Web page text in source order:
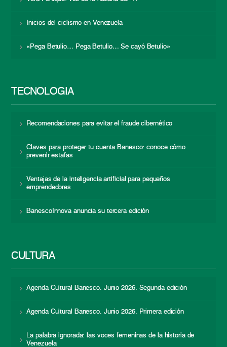
Inicios del ciclismo en Venezuela
«Pega Betulio… Pega Betulio… Se cayó Betulio»
TECNOLOGÍA
Recomendaciones para evitar el fraude cibernético
Claves para proteger tu cuenta Banesco: conoce cómo
prevenir estafas
Ventajas de la inteligencia artificial para pequeños
emprendedores
BanescoInnova anuncia su tercera edición
CULTURA
Agenda Cultural Banesco. Junio 2026. Segunda edición
Agenda Cultural Banesco. Junio 2026. Primera edición
La palabra ignorada: las voces femeninas de la historia de
Venezuela